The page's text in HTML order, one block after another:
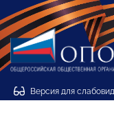
Версия для